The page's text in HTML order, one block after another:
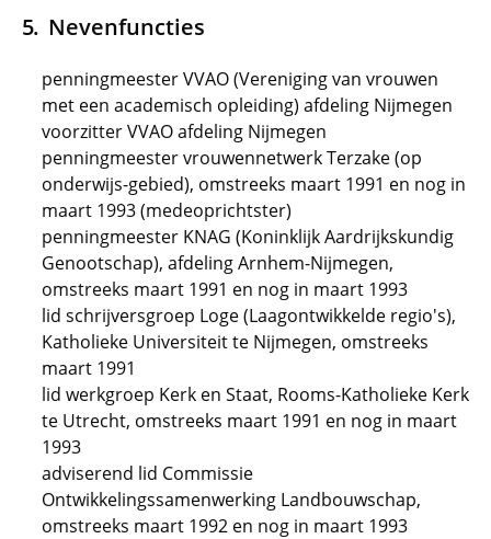
Nevenfuncties
penningmeester VVAO (Vereniging van vrouwen
met een academisch opleiding) afdeling Nijmegen
voorzitter VVAO afdeling Nijmegen
penningmeester vrouwennetwerk Terzake (op
onderwijs-gebied), omstreeks maart 1991 en nog in
maart 1993 (medeoprichtster)
penningmeester KNAG (Koninklijk Aardrijkskundig
Genootschap), afdeling Arnhem-Nijmegen,
omstreeks maart 1991 en nog in maart 1993
lid schrijversgroep Loge (Laagontwikkelde regio's),
Katholieke Universiteit te Nijmegen, omstreeks
maart 1991
lid werkgroep Kerk en Staat, Rooms-Katholieke Kerk
te Utrecht, omstreeks maart 1991 en nog in maart
1993
adviserend lid Commissie
Ontwikkelingssamenwerking Landbouwschap,
omstreeks maart 1992 en nog in maart 1993